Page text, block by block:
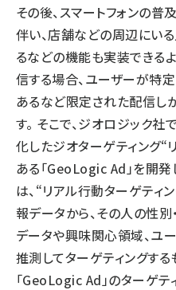
その後、スマートフォンの
伴い、店舗などの周辺にい
るなどの機能も実装できる
信する場合、ユーザーが特
あるなど限定された配信し
す。 そこで、ジオロジック
化したジオターゲティング“
ある「GeoLogic Ad」を開発
は、“リアル行動ターゲティ
報データから、その人の性別
データや興味関心領域、ユ
推測してターゲティングする
「GeoLogic Ad」のターゲテ